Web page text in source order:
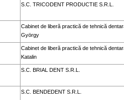
S.C. TRICODENT PRODUCTIE S.R.L.
Cabinet de liberă practică de tehnică
György
Cabinet de liberă practică de tehnică
Katalin
S.C. BRIAL DENT S.R.L.
S.C. BENDEDENT S.R.L.